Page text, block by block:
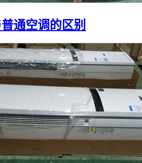
通空调的区别